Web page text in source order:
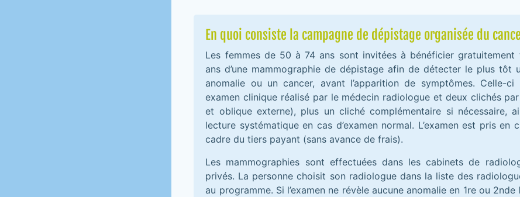
En quoi consiste la campagne de dépistage organisée du
Les femmes de 50 à 74 ans sont invitées à bénéficier gratuitement
ans d’une mammographie de dépistage afin de détecter le plus tôt
anomalie ou un cancer, avant l’apparition de symptômes. Celle-ci
examen clinique réalisé par le médecin radiologue et deux clichés
et oblique externe), plus un cliché complémentaire si nécessaire,
lecture systématique en cas d’examen normal. L’examen est pris en
cadre du tiers payant (sans avance de frais).
Les mammographies sont effectuées dans les cabinets de
privés. La personne choisit son radiologue dans la liste des
au programme. Si l’examen ne révèle aucune anomalie en 1re ou